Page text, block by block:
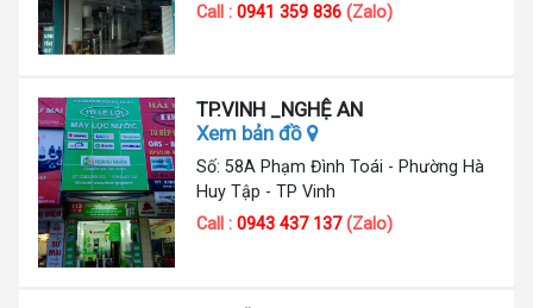
Call :0941 359 836 (Zalo)
TP.VINH _NGHỆ AN
Xem bản đồ
Số: 58A Phạm Đình Toái - Phường Hà
Huy Tập - TP Vinh
Call :0943 437 137(Zalo)